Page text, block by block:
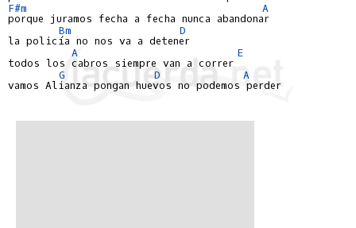
F#m
A
porque juramos fecha a fecha nunca abandonar
Bm
D
la policía no nos va a detener
A
E
todos los cabros siempre van a correr
G
D
A
vamos Alianza pongan huevos no podemos perder